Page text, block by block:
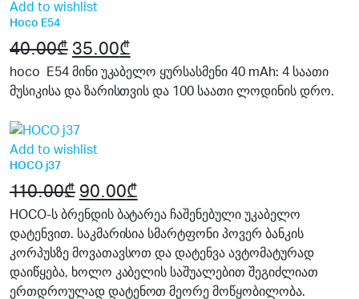
Add to wishlist
Hoco E54
40.00₾ Original
price
was:
40.00₾.
35.00₾
price
is:
hoco E54 მინი უკაბელო ყურსასმენი 40 mAh: 4 საათი
მუსიკისა და ზარისთვის და 100 საათი ლოდინის დრო.
Add to wishlist
HOCO j37
110.00₾ Original
price
was:
110.00₾.
90.00₾
price
is:
90.00₾.
HOCO-ს ბრენდის ბატარეა ჩაშენებული უკაბელო
დატენვით. საკმარისია სმარტფონი პოვერ ბანკის
კორპუსზე მოვათავსოთ და დატენვა ავტომატურად
დაიწყება, ხოლო კაბელის საშუალებით შეგიძლიათ
ერთდროულად დატენოთ მეორე მოწყობილობა.